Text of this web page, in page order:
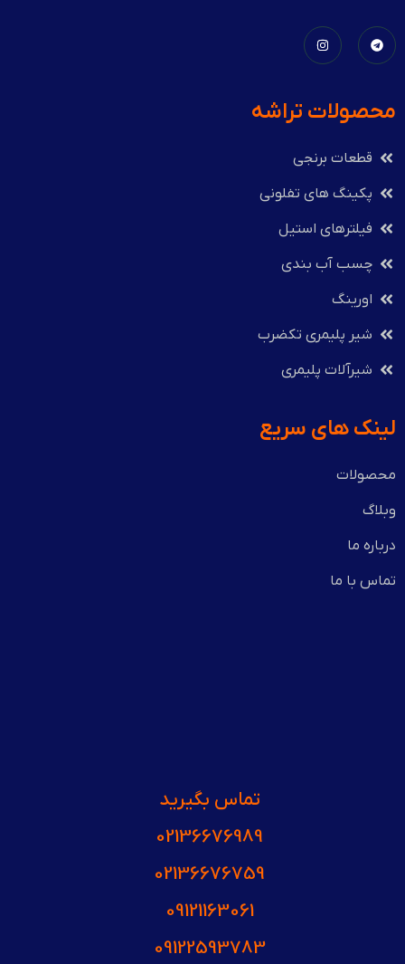
محصولات تراشه
قطعات برنجی
پکینگ های تفلونی
فیلترهای استیل
چسب آب بندی
اورینگ
شیر پلیمری تکضرب
شیرآلات پلیمری
لینک های سریع
محصولات
وبلاگ
درباره ما
تماس با ما
تماس بگیرید
02136676989
02136676759
09121163061
09122593783